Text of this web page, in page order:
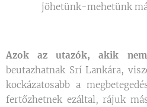
jöhetünk-mehetünk
Azok az utazók, akik
beutazhatnak Srí Lankára,
kockázatosabb a
fertőzhetnek ezáltal, rájuk